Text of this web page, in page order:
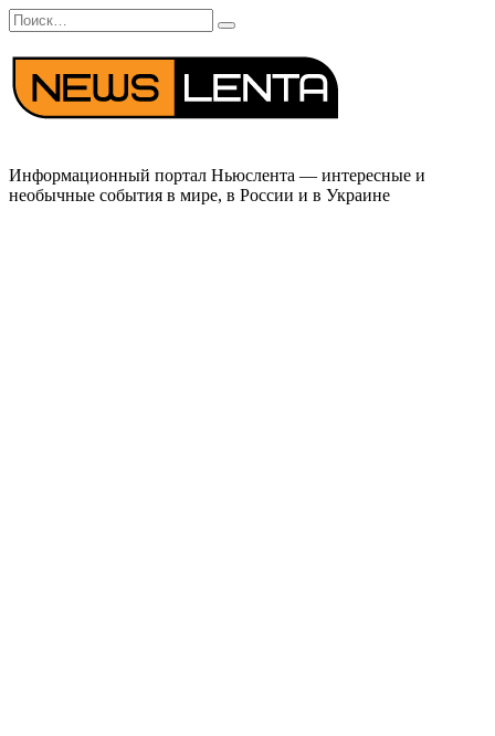
Перейти
к
содержанию
Search
for:
Информационный портал Ньюслента — интересные и
необычные события в мире, в России и в Украине